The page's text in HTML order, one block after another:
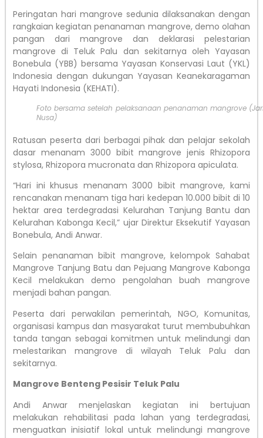
Peringatan hari mangrove sedunia dilaksanakan dengan
rangkaian kegiatan penanaman mangrove, demo olahan
pangan dari mangrove dan deklarasi pelestarian
mangrove di Teluk Palu dan sekitarnya oleh Yayasan
Bonebula (YBB) bersama Yayasan Konservasi Laut (YKL)
Indonesia dengan dukungan Yayasan Keanekaragaman
Hayati Indonesia (KEHATI).
Foto bersama setelah pelaksanaan penanaman mangrove
Nusa)
Ratusan peserta dari berbagai pihak dan pelajar sekolah
dasar menanam 3000 bibit mangrove jenis Rhizopora
stylosa, Rhizopora mucronata dan Rhizopora apiculata.
“Hari ini khusus menanam 3000 bibit mangrove, kami
rencanakan menanam tiga hari kedepan 10.000 bibit di 10
hektar area terdegradasi Kelurahan Tanjung Bantu dan
Kelurahan Kabonga Kecil,” ujar Direktur Eksekutif Yayasan
Bonebula, Andi Anwar.
Selain penanaman bibit mangrove, kelompok Sahabat
Mangrove Tanjung Batu dan Pejuang Mangrove Kabonga
Kecil melakukan demo pengolahan buah mangrove
menjadi bahan pangan.
Peserta dari perwakilan pemerintah, NGO, Komunitas,
organisasi kampus dan masyarakat turut membubuhkan
tanda tangan sebagai komitmen untuk melindungi dan
melestarikan mangrove di wilayah Teluk Palu dan
sekitarnya.
Mangrove Benteng Pesisir Teluk Palu
Andi Anwar menjelaskan kegiatan ini bertujuan
melakukan rehabilitasi pada lahan yang terdegradasi,
menguatkan inisiatif lokal untuk melindungi mangrove